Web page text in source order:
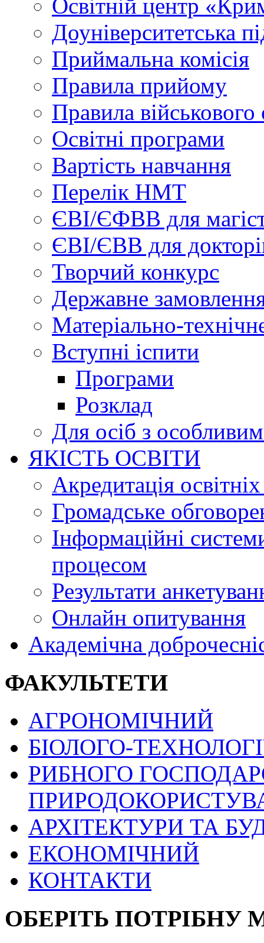
Освітній центр
Доуніверситетська
Приймальна комісія
Правила прийому
Правила військового
Освітні програми
Вартість навчання
Перелік НМТ
ЄВІ/ЄФВВ для
ЄВІ/ЄВВ для
Творчий конкурс
Державне
Матеріально-
Вступні іспити
Програми
Розклад
Для осіб з
ЯКІСТЬ ОСВІТИ
Акредитація
Громадське
Інформаційні
процесом
Результати
Онлайн опитування
Академічна
ФАКУЛЬТЕТИ
АГРОНОМІЧНИЙ
БІОЛОГО-
РИБНОГО
АРХІТЕКТУРИ ТА
ЕКОНОМІЧНИЙ
КОНТАКТИ
ОБЕРІТЬ ПОТРІБНУ